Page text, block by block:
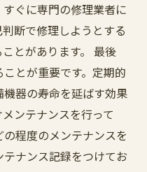
ぐに専門の修理業者に
断で修理しようとする
とがあります。 最後
とが重要です。定期的
器の寿命を延ばす効果
ンテナンスを行って
程度のメンテナンスを
ナンス記録をつけてお